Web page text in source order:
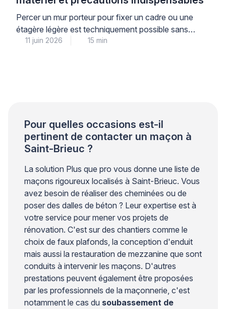
Percer un mur porteur pour fixer un cadre ou une
étagère légère est techniquement possible sans
risque structurel, à condition de respecter
11 juin 2026 15 min
Pour quelles occasions est-il
pertinent de contacter un maçon à
Saint-Brieuc ?
La solution Plus que pro vous donne une liste de
maçons rigoureux localisés à Saint-Brieuc. Vous
avez besoin de réaliser des cheminées ou de
poser des dalles de béton ? Leur expertise est à
votre service pour mener vos projets de
rénovation. C'est sur des chantiers comme le
choix de faux plafonds, la conception d'enduit
mais aussi la restauration de mezzanine que sont
conduits à intervenir les maçons. D'autres
prestations peuvent également être proposées
par les professionnels de la maçonnerie, c'est
notamment le cas du soubassement de